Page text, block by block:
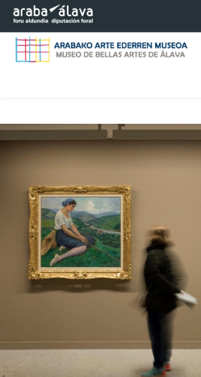
Saltar al contenido principal